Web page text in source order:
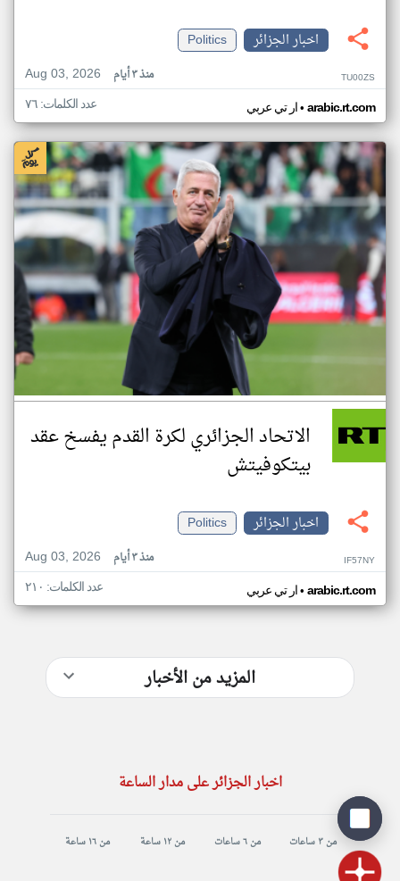
اخبار الجزائر
Politics
Aug 03, 2026
منذ ٣ أيام TU00ZS
ار تي عربي• arabic.rt.com عدد الكلمات: ٧٦
الاتحاد الجزائري لكرة القدم يفسخ عقد
بيتكوفيتش
اخبار الجزائر
Politics
Aug 03, 2026
منذ ٣ أيام IF57NY
ار تي عربي• arabic.rt.com عدد الكلمات: ٢١٠
المزيد من الأخبار
اخبار الجزائر على مدار الساعة
من ٣ ساعات من ٦ ساعات من ١٢ ساعة من ١٦ ساعة